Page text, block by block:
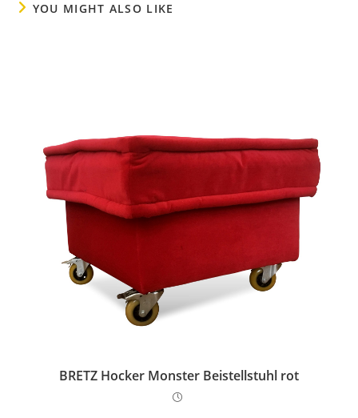
YOU MIGHT ALSO LIKE
BRETZ Hocker Monster Beistellstuhl rot